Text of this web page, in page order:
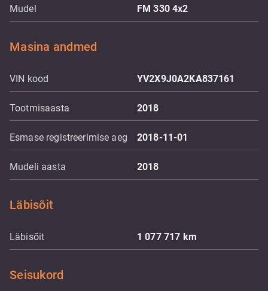
Mudel FM 330 4x2
Masina andmed
VIN kood YV2X9J0A2KA837161
Tootmisaasta 2018
Esmase registreerimise aeg 2018-11-01
Mudeli aasta 2018
Läbisõit
Läbisõit 1 077 717 km
Seisukord